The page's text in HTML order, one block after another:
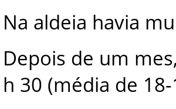
Na aldeia havia
Depois de um mes
h 30 (média de